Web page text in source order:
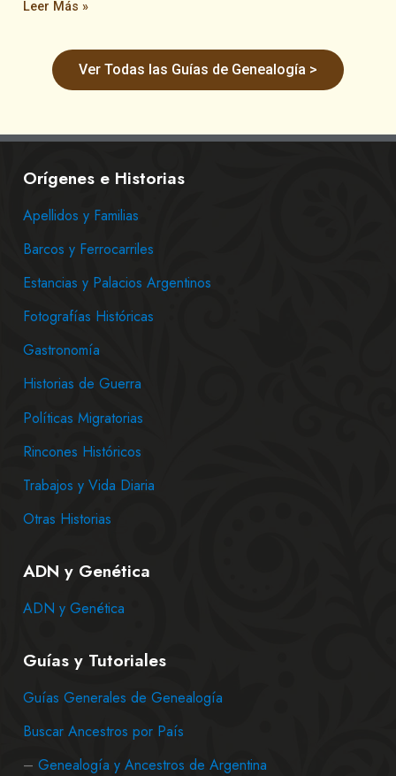
Leer Más »
Ver Todas las Guías de Genealogía >
Orígenes e Historias
Apellidos y Familias
Barcos y Ferrocarriles
Estancias y Palacios Argentinos
Fotografías Históricas
Gastronomía
Historias de Guerra
Políticas Migratorias
Rincones Históricos
Trabajos y Vida Diaria
Otras Historias
ADN y Genética
ADN y Genética
Guías y Tutoriales
Guías Generales de Genealogía
Buscar Ancestros por País
– Genealogía y Ancestros de Argentina